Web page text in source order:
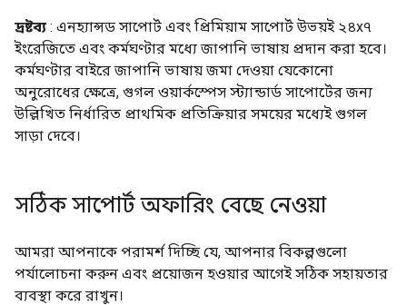
দ্রষ্টব্য : এনহ্যান্সড সাপোর্ট এবং প্রিমিয়াম সাপোর্ট উভয়ই ২৪x৭
ইংরেজিতে এবং কর্মঘণ্টার মধ্যে জাপানি ভাষায় প্রদান করা হবে।
কর্মঘণ্টার বাইরে জাপানি ভাষায় জমা দেওয়া যেকোনো
অনুরোধের ক্ষেত্রে, গুগল ওয়ার্কস্পেস স্ট্যান্ডার্ড সাপোর্টের জন্য
উল্লিখিত নির্ধারিত প্রাথমিক প্রতিক্রিয়ার সময়ের মধ্যেই গুগল
সাড়া দেবে।
সঠিক সাপোর্ট অফারিং বেছে নেওয়া
আমরা আপনাকে পরামর্শ দিচ্ছি যে, আপনার বিকল্পগুলো
পর্যালোচনা করুন এবং প্রয়োজন হওয়ার আগেই সঠিক সহায়তার
ব্যবস্থা করে রাখুন।